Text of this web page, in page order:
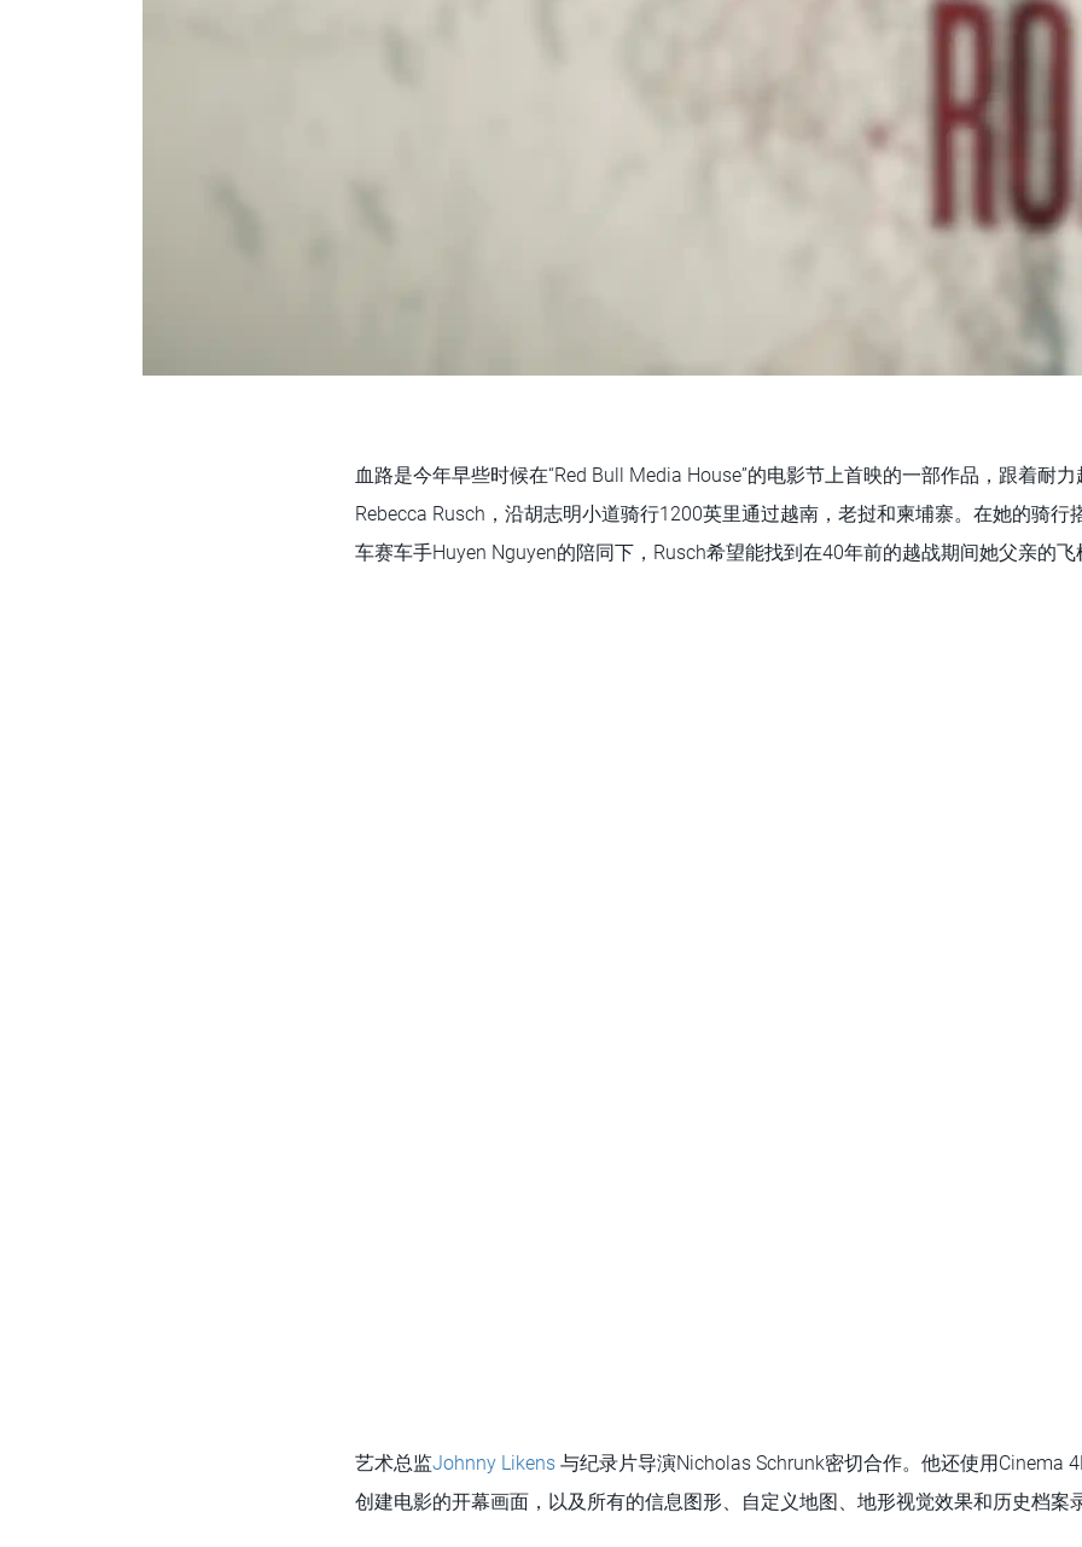
血路是今年早些时候在“Red Bull Media House”的电影节上首映的一部作品，跟着耐
Rebecca Rusch，沿胡志明小道骑行1200英里通过越南，老挝和柬埔寨。在她的骑
车赛车手Huyen Nguyen的陪同下，Rusch希望能找到在40年前的越战期间她父亲的飞
艺术总监Johnny Likens 与纪录片导演Nicholas Schrunk密切合作。他还使用Cinema
创建电影的开幕画面，以及所有的信息图形、自定义地图、地形视觉效果和历史档案